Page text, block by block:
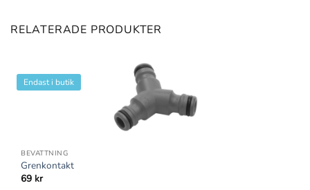
RELATERADE PRODUKTER
Endast i butik
BEVATTNING
Grenkontakt
69 kr